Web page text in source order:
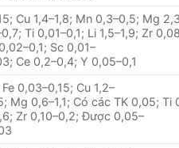
Cu 1,4–1,8; Mn 0,3–0,5; Mg
Ti 0,01–0,1; Li 1,5–1,9; Zr
Sc 0,01–
Ce 0,2–0,4; Y 0,05–0,1
0,03–0,15; Cu 1,2–
Mg 0,6–1,1; Có các TK 0,05; Ti
Zr 0,10–0,2; Được 0,05–